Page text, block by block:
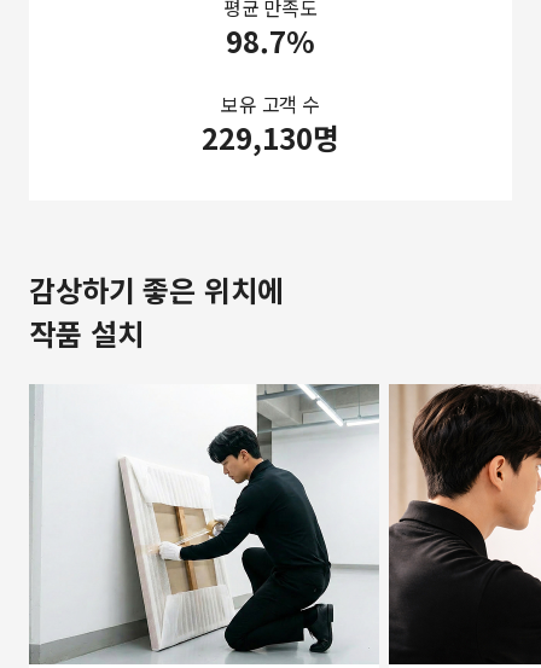
평균 만족도
98.7%
보유 고객 수
229,130명
감상하기 좋은 위치에
작품 설치